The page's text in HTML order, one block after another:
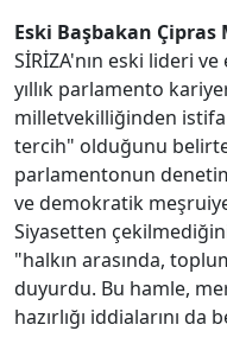
Eski Başbakan
SİRİZA'nın eski lideri
yıllık parlamento
milletvekilliğinden
tercih" olduğunu
parlamentonun
ve demokratik
Siyasetten
"halkın arasında,
duyurdu. Bu hamle,
hazırlığı iddialarını